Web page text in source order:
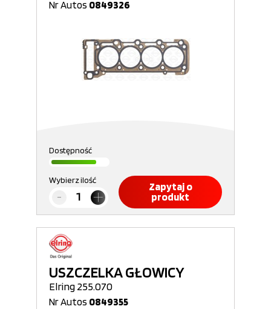
Nr Autos 0849326
Dostępność
Wybierz ilość
Zapytaj o
produkt
USZCZELKA GŁOWICY
Elring 255.070
Nr Autos 0849355